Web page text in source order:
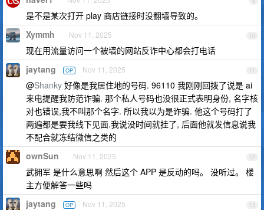
是不是某次打开 play 商店链接时没翻墙导致的。
10
Xymmh Nov 11, 2025
现在用流量访问一个被墙的网站反诈中心都会打电话
11
jaytang OP Nov 11, 2025
@Shanky 好像是我居住地的号码. 96110 我刚刚回拨了说是 ai
来电提醒我防范诈骗. 那个私人号码也没很正式表明身份, 名字核
对也错误,我不叫那个名字. 所以我以为是诈骗. 他这个号码打了
两遍都是要我线下见面.我说没时间就挂了, 后面他就发信息说我
不配合就冻结微信之类的
12
ownSun Nov 11, 2025
武拥军 是什么意思啊 然后这个 APP 是反动的吗。 没听过。 楼
主方便解答一些吗
13
jaytang OP Nov 11, 2025